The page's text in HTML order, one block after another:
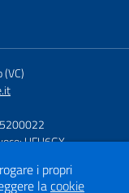
UFU6GX
by Designers Italia
i propri
lacookie